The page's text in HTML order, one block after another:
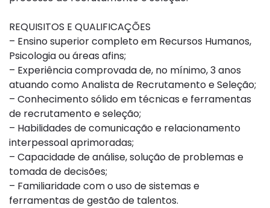
REQUISITOS E QUALIFICAÇÕES
– Ensino superior completo em Recursos Humanos,
Psicologia ou áreas afins;
– Experiência comprovada de, no mínimo, 3 anos
atuando como Analista de Recrutamento e Seleção;
– Conhecimento sólido em técnicas e ferramentas
de recrutamento e seleção;
– Habilidades de comunicação e relacionamento
interpessoal aprimoradas;
– Capacidade de análise, solução de problemas e
tomada de decisões;
– Familiaridade com o uso de sistemas e
ferramentas de gestão de talentos.